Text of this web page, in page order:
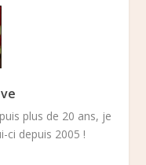
plus de 20 ans, je
ci depuis 2005 !